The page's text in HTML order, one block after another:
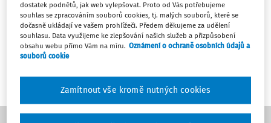
Žádné výsledky
dostatek podnětů, jak web vylepšovat. Proto od Vás potřebujeme
souhlas se zpracováním souborů cookies, tj. malých souborů, které se
dočasně ukládají ve vašem prohlížeči. Předem děkujeme za udělení
souhlasu. Data využijeme ke zlepšování našich služeb a přizpůsobení
obsahu webu přímo Vám na míru. Oznámení o ochraně osobních údajů a
souborů cookie
Zamítnout vše kromě nutných cookies